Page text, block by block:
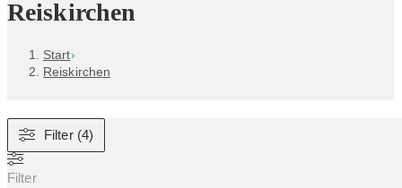
Reiskirchen
Start›
Reiskirchen
Filter (4)
Filter